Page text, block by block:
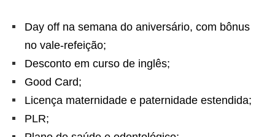
Day off na semana do aniversário, com bônus
no vale-refeição;
Desconto em curso de inglês;
Good Card;
Licença maternidade e paternidade estendida;
PLR;